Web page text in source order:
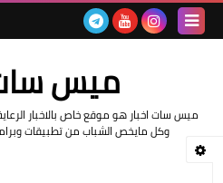
ميس
ميس سات اخبار هو موقع خاص بالاخبار
وكل مايخص الشباب من تطبيقات